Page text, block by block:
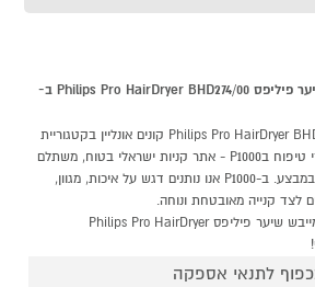
למה כדאי לקנות מייבש שיער פיליפס Philips Pro HairDryer BHD274/00 ב-
מייבש שיער פיליפס Philips Pro HairDryer BHD274/00 קונים אונליין בקטגוריית
עיצוב שיער במחלקת מכשירי טיפוח בP1000 - אתר קניות ישראלי בטוח, משתלם
ונוח המציע מוצרים מומלצים במבצע. ב-P1000 אנו נותנים דגש על איכות, מגוון,
לצד קנייה מאובטחת ונוחה.
אצלנו, קניות באינטרנט של מייבש שיער פיליפס Philips Pro HairDryer
לתנאי אספקה